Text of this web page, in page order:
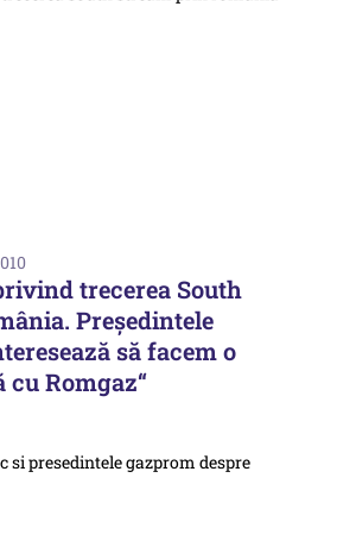
trecerea South
Preşedintele
să facem o
Romgaz“